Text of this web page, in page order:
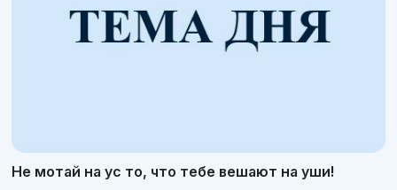
Не мотай на ус то, что тебе вешают на уши!